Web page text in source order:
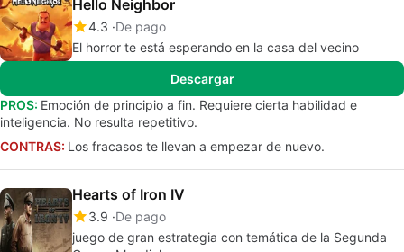
Hello Neighbor
4.3 De pago
El horror te está esperando en la casa del vecino
Descargar
PROS: Emoción de principio a fin. Requiere cierta habilidad e
inteligencia. No resulta repetitivo.
CONTRAS: Los fracasos te llevan a empezar de nuevo.
Hearts of Iron IV
3.9 De pago
juego de gran estrategia con temática de la Segunda